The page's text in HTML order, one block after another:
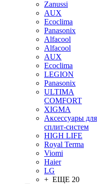
Zanussi
AUX
Ecoclima
Panasonix
Alfacool
Alfacool
AUX
Ecoclima
LEGION
Panasonix
ULTIMA
COMFORT
XIGMA
Аксессуары для
сплит-систем
HIGH LIFE
Royal Terma
Viomi
Haier
LG
+ ЕЩЕ 20